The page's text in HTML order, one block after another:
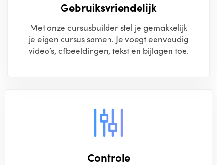
Gebruiksvriendelijk
Met onze cursusbuilder stel je gemakkelijk
je eigen cursus samen. Je voegt eenvoudig
video’s, afbeeldingen, tekst en bijlagen toe.
Controle